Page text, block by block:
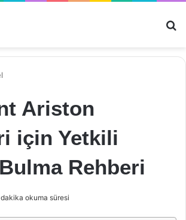
Ariston
için Yetkili
Rehberi
okuma süresi